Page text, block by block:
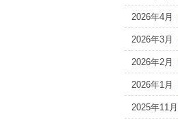
2026年4月
2026年3月
2026年2月
2026年1月
2025年11月